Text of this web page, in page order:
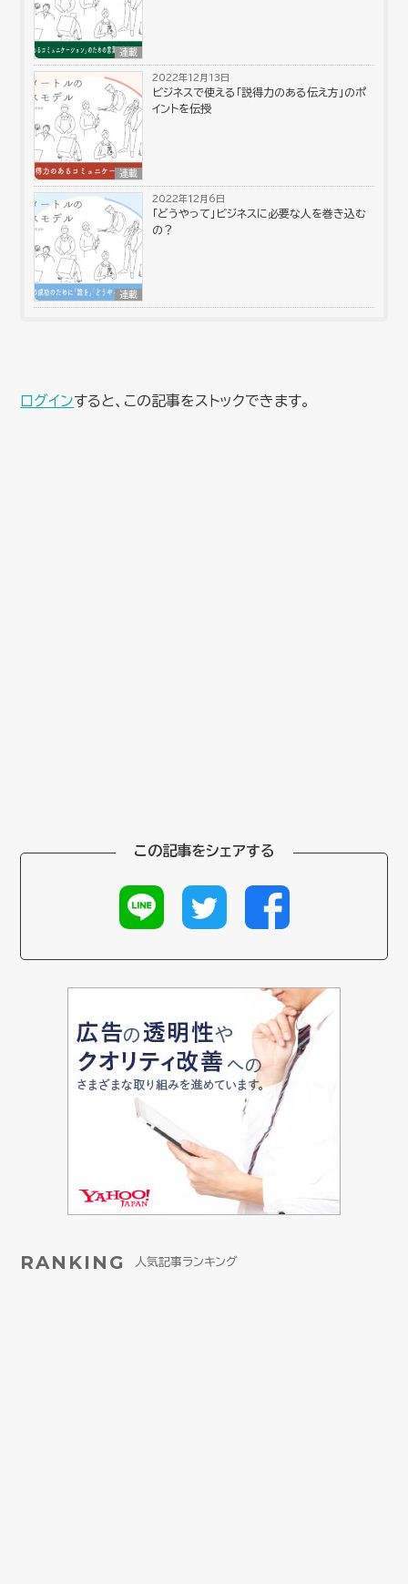
連載
連載
2022年12月13日
ビジネスで使える「説得力のある伝え方」のポ
イントを伝授
連載
2022年12月6日
「どうやって」ビジネスに必要な人を巻き込む
の？
ログインすると、この記事をストックできます。
この記事をシェアする
RANKING 人気記事ランキング